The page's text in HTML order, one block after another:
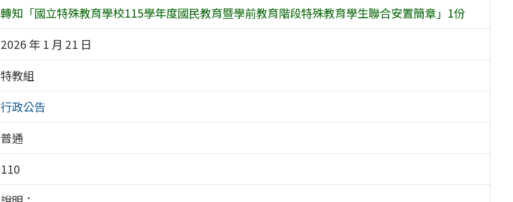
轉知「國立特殊教育學校115學年度國民教育暨學前教育階段特殊教育學生聯合安置簡章」1份
2026 年 1 月 21 日
特教組
行政公告
普通
110